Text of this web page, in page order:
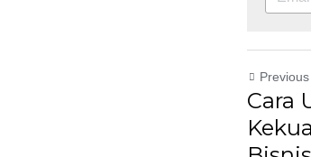
Previous
Cara